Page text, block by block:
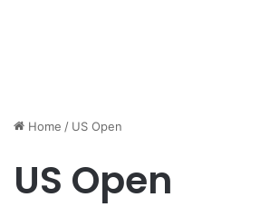
Home / US Open
US Open